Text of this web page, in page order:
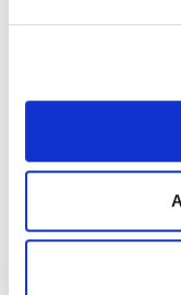
del progetto
Autore di un
Consulenti